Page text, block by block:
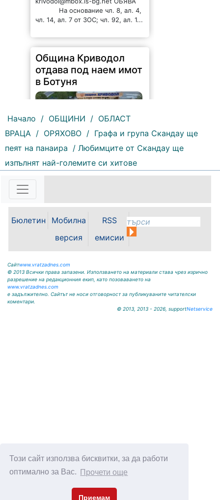
Този сайт използва бисквитки, за да работи
оптимално за Вас.
Прочети още
Приемам
На основание чл. 8, ал. 4,
чл. 14, ал. 7 от ЗОС; чл. 92, ал. 1...
Община Криводол
отдава под наем имот
в Ботуня
ОБЩИНА КРИВОДОЛ ОБЛАСТ
ВРАЦА 3060 гр. Криводол, ул.
09117/20-45, e-mail:
На основание чл. 8, ал. 4,
чл. 14, ал. 7 от ЗОС; чл. 92, ал. 1...
Начало / ОБЩИНИ / ОБЛАСТ
ВРАЦА / ОРЯХОВО / Графа и група Скандау ще
пеят на панаира / Любимците от Скандау ще
изпълнят най-големите си хитове
Бюлетин
Мобилна
версия
RSS
емисии
Сайтwww.vratzadnes.com
© 2013 Всички права запазени. Използването на материали става чрез изрично
разрешение на редакционния екип, като позоваването на
www.vratzadnes.com
е задължително. Сайтът не носи отговорност за публикуваните читателски
коментари.
© 2013, 2013 - 2026, supportNetservice